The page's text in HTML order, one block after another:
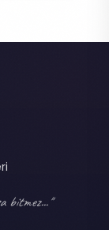
bitmez..."